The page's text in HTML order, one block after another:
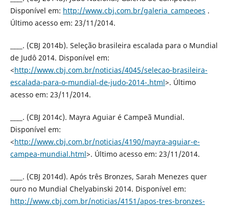
Disponível em: http://www.cbj.com.br/galeria_campeoes .
Último acesso em: 23/11/2014.
____. (CBJ 2014b). Seleção brasileira escalada para o Mundial
de Judô 2014. Disponível em:
<http://www.cbj.com.br/noticias/4045/selecao-brasileira-
escalada-para-o-mundial-de-judo-2014-.html>. Último
acesso em: 23/11/2014.
____. (CBJ 2014c). Mayra Aguiar é Campeã Mundial.
Disponível em:
<http://www.cbj.com.br/noticias/4190/mayra-aguiar-e-
campea-mundial.html>. Último acesso em: 23/11/2014.
____. (CBJ 2014d). Após três Bronzes, Sarah Menezes quer
ouro no Mundial Chelyabinski 2014. Disponível em:
http://www.cbj.com.br/noticias/4151/apos-tres-bronzes-